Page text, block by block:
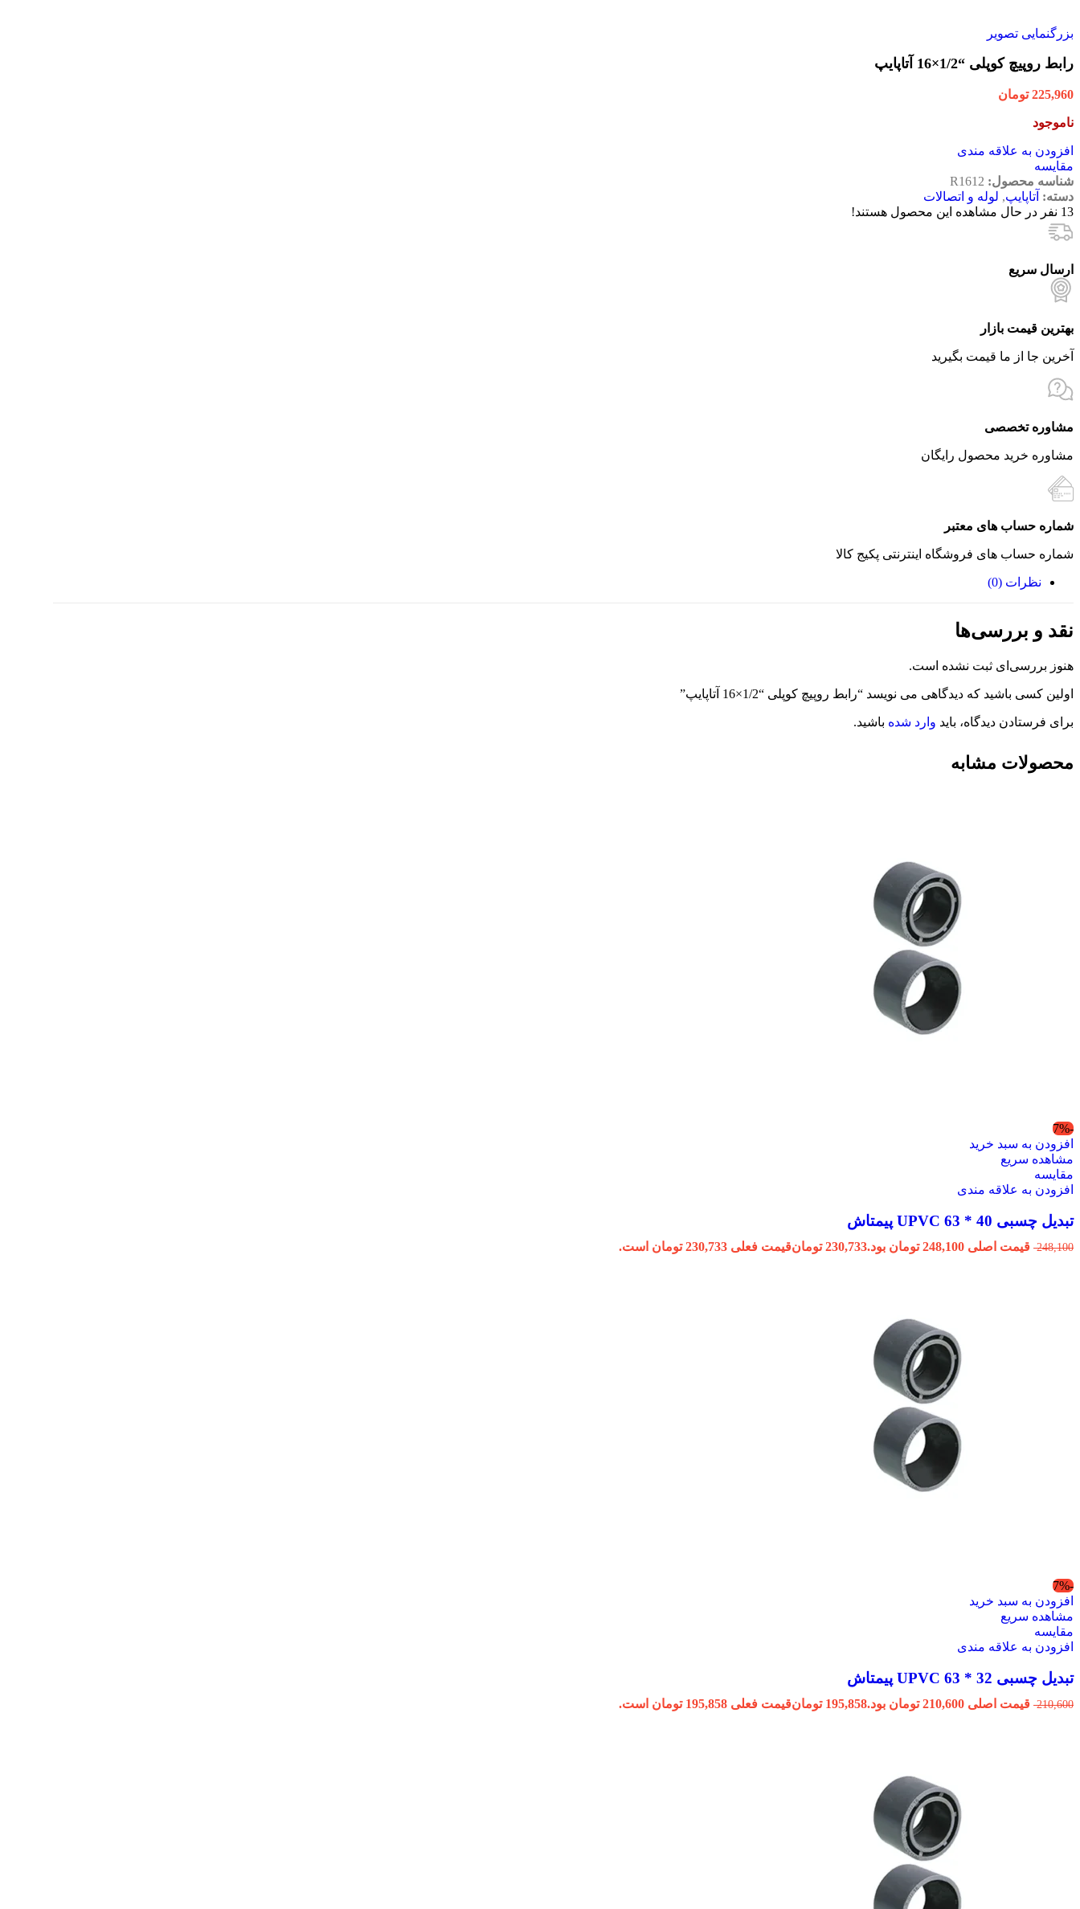
بزرگنمایی تصویر
رابط روپیچ کوپلی “1/2×16 آتاپایپ
225,960 تومان
ناموجود
افزودن به علاقه مندی
مقایسه
شناسه محصول: R1612
دسته: آتاپایپ, لوله و اتصالات
13 نفر در حال مشاهده این محصول هستند!
ارسال سریع
بهترین قیمت بازار
آخرین جا از ما قیمت بگیرید
مشاوره تخصصی
مشاوره خرید محصول رایگان
شماره حساب های معتبر
شماره حساب های فروشگاه اینترنتی پکیج کالا
نظرات (0)
نقد و بررسی‌ها
هنوز بررسی‌ای ثبت نشده است.
اولین کسی باشید که دیدگاهی می نویسد “رابط روپیچ کوپلی “1/2×16 آتاپایپ”
برای فرستادن دیدگاه، باید وارد شده باشید.
محصولات مشابه
-7%
افزودن به سبد خرید
مشاهده سریع
مقایسه
افزودن به علاقه مندی
تبدیل چسبی 40 * 63 UPVC پیمتاش
248,100 قیمت اصلی 248,100 تومان بود. 230,733 تومانقیمت فعلی 230,733 تومان است.
-7%
افزودن به سبد خرید
مشاهده سریع
مقایسه
افزودن به علاقه مندی
تبدیل چسبی 32 * 63 UPVC پیمتاش
210,600 قیمت اصلی 210,600 تومان بود. 195,858 تومانقیمت فعلی 195,858 تومان است.